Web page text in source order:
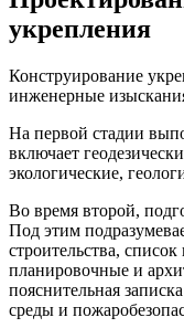
укрепления
Конструирование
инженерные
На первой стадии
включает
экологические,
Во время второй,
Под этим
строительства,
планировочные и
пояснительная
среды и